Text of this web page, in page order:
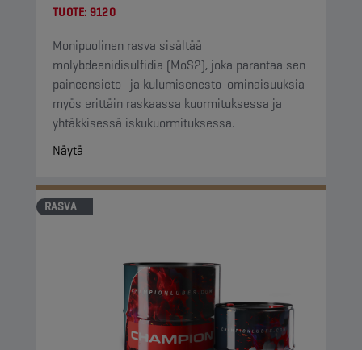
TUOTE: 9120
Monipuolinen rasva sisältää
molybdeenidisulfidia (MoS2), joka parantaa sen
paineensieto- ja kulumisenesto-ominaisuuksia
myös erittäin raskaassa kuormituksessa ja
yhtäkkisessä iskukuormituksessa.
Näytä
RASVA